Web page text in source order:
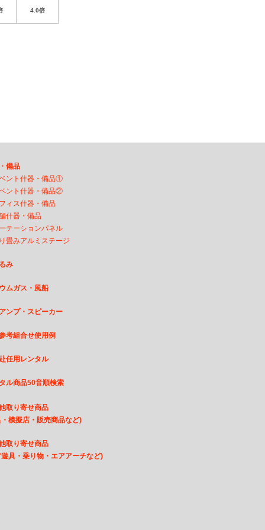
4.0倍
備品
ント什器・備品①
ント什器・備品②
ィス什器・備品
什器・備品
テーションパネル
畳みアルミステージ
み
ムガス・風船
ンプ・スピーカー
考組合せ使用例
任用レンタル
ル商品50音順検索
取り寄せ商品
模擬店・販売商品など)
取り寄せ商品
具・乗り物・エアアーチなど)